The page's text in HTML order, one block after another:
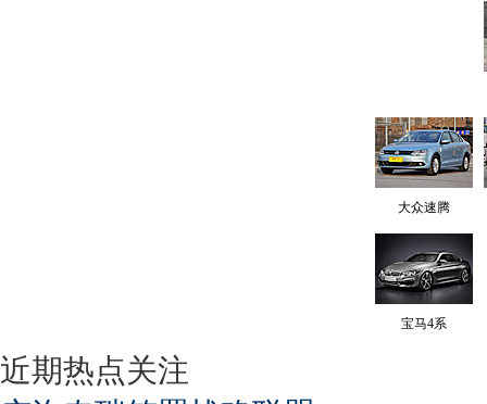
大众速腾
宝马4系
近期热点关注